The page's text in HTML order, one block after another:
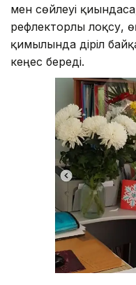
мен сөйлеуі
рефлекторлы лоқсу,
қимылында діріл
кеңес береді.